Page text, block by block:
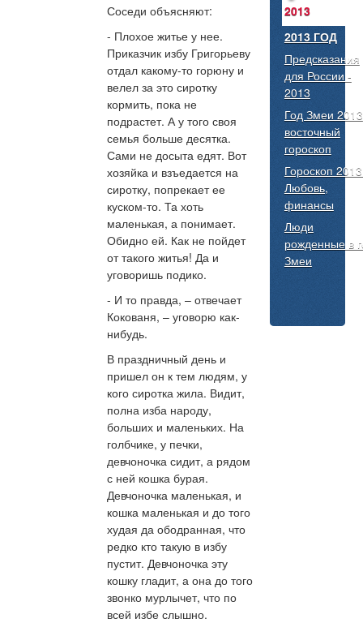
Соседи объясняют:
- Плохое житье у нее.
Приказчик избу Григорьеву
отдал какому-то горюну и
велел за это сиротку
кормить, пока не
подрастет. А у того своя
семья больше десятка.
Сами не досыта едят. Вот
хозяйка и взъедается на
сиротку, попрекает ее
куском-то. Та хоть
маленькая, а понимает.
Обидно ей. Как не пойдет
от такого житья! Да и
уговоришь подико.
- И то правда, – отвечает
Кокованя, – уговорю как-
нибудь.
В праздничный день и
пришел он к тем людям, у
кого сиротка жила. Видит,
полна изба народу,
больших и маленьких. На
голбчике, у печки,
девчоночка сидит, а рядом
с ней кошка бурая.
Девчоночка маленькая, и
кошка маленькая и до того
худая да ободранная, что
редко кто такую в избу
пустит. Девчоночка эту
кошку гладит, а она до того
звонко мурлычет, что по
всей избе слышно.
2013
2013 ГОД
Предсказания
для России -
2013
Год Змеи 2013
восточный
гороскоп
Гороскоп
Любовь,
финансы
Люди
рожденные в
Змеи